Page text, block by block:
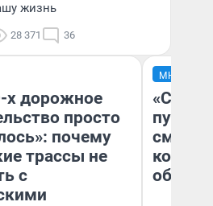
жизнь
28 371 36
х дорожное
просто
почему
трассы не
с
МНЕНИЕ